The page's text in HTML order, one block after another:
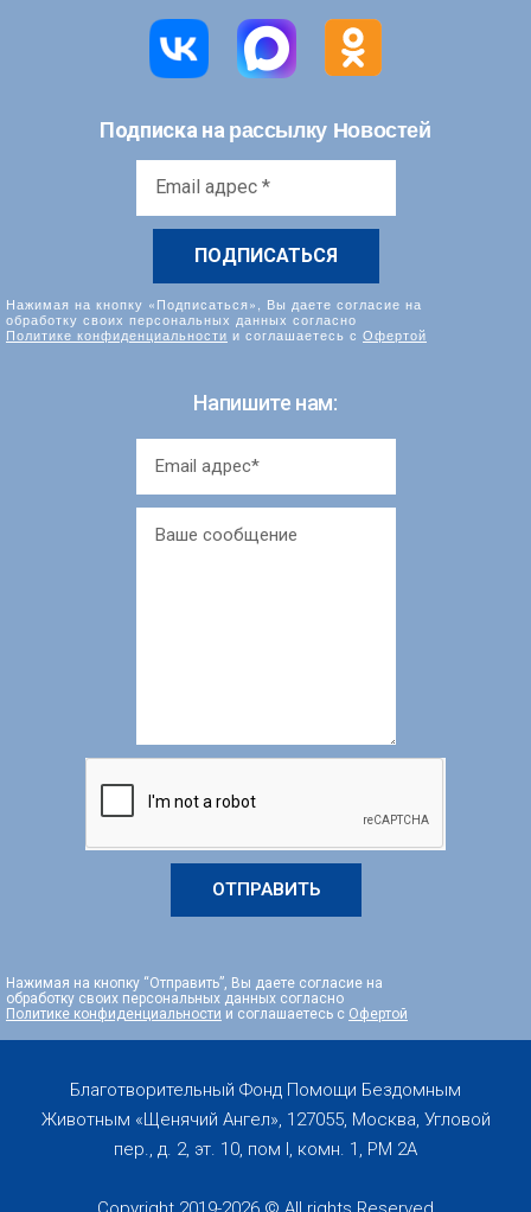
Подписка на рассылку Новостей
Нажимая на кнопку «Подписаться», Вы даете согласие на
обработку своих персональных данных согласно
Политике конфиденциальности и соглашаетесь с Офертой
Напишите нам:
ОТПРАВИТЬ
Нажимая на кнопку “Отправить”, Вы даете согласие на
обработку своих персональных данных согласно
Политике конфиденциальности и соглашаетесь с Офертой
Благотворительный Фонд Помощи Бездомным
Животным «Щенячий Ангел», 127055, Москва, Угловой
пер., д. 2, эт. 10, пом I, комн. 1, PM 2А